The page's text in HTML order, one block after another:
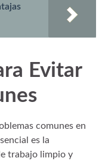
Evitar
comunes en
es la
trabajo limpio y